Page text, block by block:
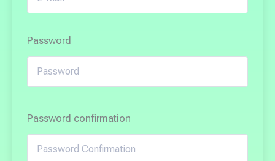
Password
Password confirmation